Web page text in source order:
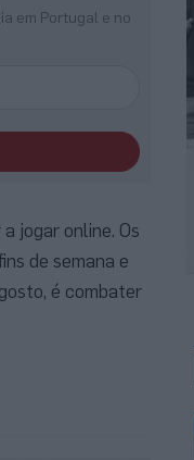
em Portugal e no
jogar online. Os
de semana e
é combater